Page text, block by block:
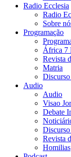
Radio Ecclesia
Radio
Sobre
Programação
África 7
Revista
Matria
Audio
Audio
Visao
Debate
Revista
Homilias